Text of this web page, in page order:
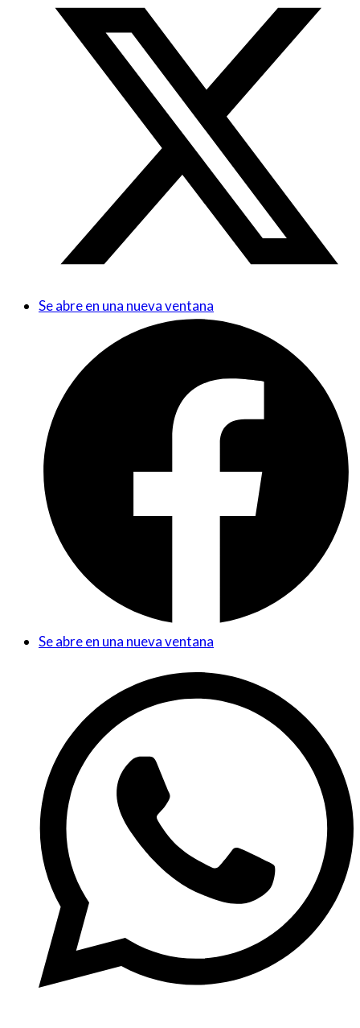
Se abre en una nueva ventana
Se abre en una nueva ventana